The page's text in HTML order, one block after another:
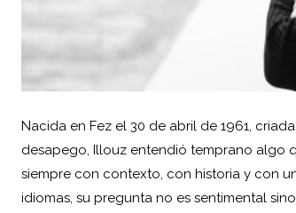
Nacida en Fez el 30 de abril de 1961,
desapego, Illouz entendió temprano algo
siempre con contexto, con historia y con
idiomas, su pregunta no es sentimental